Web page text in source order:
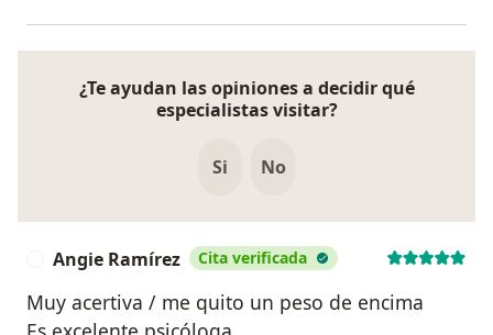
¿Te ayudan las opiniones a decidir qué
especialistas visitar?
Si No
Angie Ramírez Cita verificada
Muy acertiva / me quito un peso de encima